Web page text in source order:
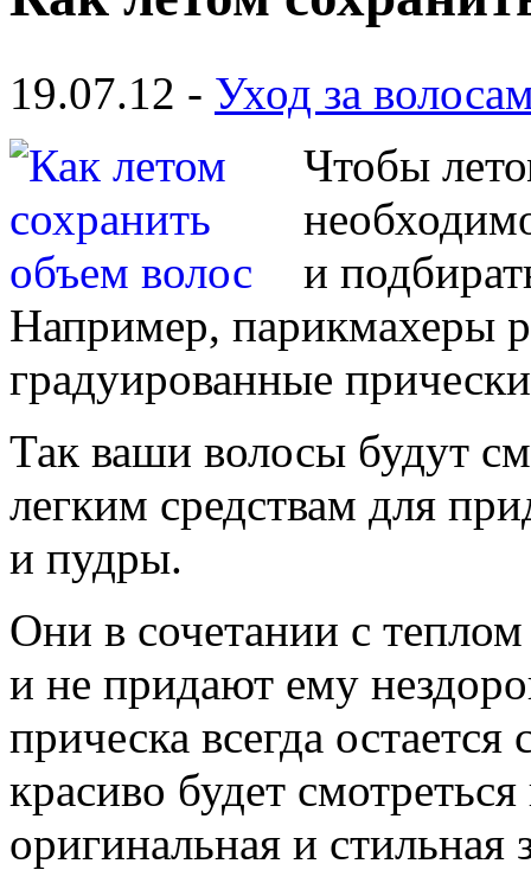
19.07.12 - Уход за
Чтобы
и
Например, парикмахеры
градуированные
Так ваши волосы будут
легким средствам для
и пудры.
Они в сочетании с
и не придают ему
прическа всегда
красиво будет
оригинальная и стильная